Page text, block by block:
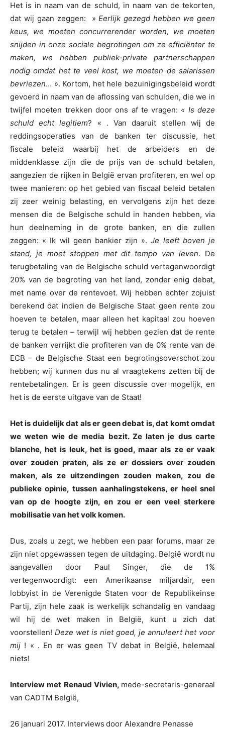
Het is in naam van de schuld, in naam van de tekorten,
dat wij gaan zeggen: »Eerlijk gezegd hebben we geen
keus, we moeten concurrerender worden, we moeten
snijden in onze sociale begrotingen om ze efficiënter te
maken, we hebben publiek-private partnerschappen
nodig omdat het te veel kost, we moeten de salarissen
bevriezen… ». Kortom, het hele bezuinigingsbeleid wordt
gevoerd in naam van de aflossing van schulden, die we in
twijfel moeten trekken door ons af te vragen: « Is deze
schuld echt legitiem? « . Van daaruit stellen wij de
reddingsoperaties van de banken ter discussie, het
fiscale beleid waarbij het de arbeiders en de
middenklasse zijn die de prijs van de schuld betalen,
aangezien de rijken in België ervan profiteren, en wel op
twee manieren: op het gebied van fiscaal beleid betalen
zij zeer weinig belasting, en vervolgens zijn het deze
mensen die de Belgische schuld in handen hebben, via
hun deelneming in de grote banken, en die zullen
zeggen: « Ik wil geen bankier zijn ».Je leeft boven je
stand, je moet stoppen met dit tempo van leven. De
terugbetaling van de Belgische schuld vertegenwoordigt
20% van de begroting van het land, zonder enig debat,
met name over de rentevoet. Wij hebben echter zojuist
berekend dat indien de Belgische Staat geen rente zou
hoeven te betalen, maar alleen het kapitaal zou hoeven
terug te betalen – terwijl wij hebben gezien dat de rente
de banken verrijkt die profiteren van de 0% rente van de
ECB – de Belgische Staat een begrotingsoverschot zou
hebben; wij kunnen dus nu al vraagtekens zetten bij de
rentebetalingen. Er is geen discussie over mogelijk, en
het is de eerste uitgave van de Staat!
Het is duidelijk dat als er geen debat is, dat komt omdat
we weten wie de media bezit. Ze laten je dus carte
blanche, het is leuk, het is goed, maar als ze er vaak
over zouden praten, als ze er dossiers over zouden
maken, als ze uitzendingen zouden maken, zou de
publieke opinie, tussen aanhalingstekens, er heel snel
van op de hoogte zijn, en zou er een veel sterkere
mobilisatie van het volk komen.
Dus, zoals u zegt, we hebben een paar forums, maar ze
zijn niet opgewassen tegen de uitdaging. België wordt nu
aangevallen door Paul Singer, die de 1%
vertegenwoordigt: een Amerikaanse miljardair, een
lobbyist in de Verenigde Staten voor de Republikeinse
Partij, zijn hele zaak is werkelijk schandalig en vandaag
wil hij de wet maken in België, kunt u zich dat
voorstellen! Deze wet is niet goed, je annuleert het voor
mij ! « . En er was geen TV debat in België, helemaal
niets!
Interview met Renaud Vivien, mede-secretaris-generaal
van CADTM België,
26 januari 2017. Interviews door Alexandre Penasse